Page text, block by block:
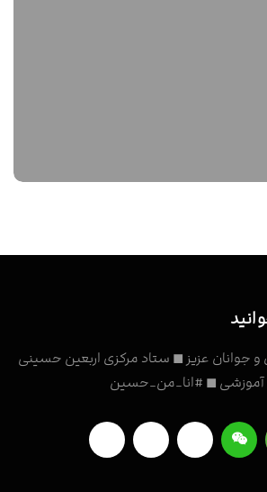
و جوانان عزیز ◼ ستاد مرکزی اربعین حسینی
آموزشی ◼ #انا_من_حسین